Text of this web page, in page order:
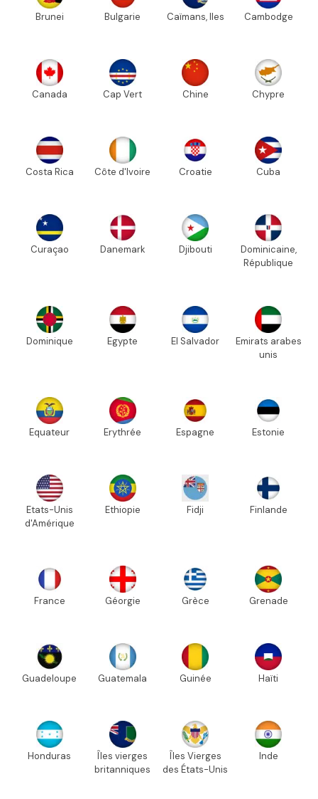
Brunei Bulgarie Caïmans, Iles Cambodge
Canada Cap Vert Chine Chypre
Costa Rica Côte d'Ivoire Croatie Cuba
Curaçao Danemark Djibouti
Dominicaine,
République
Dominique Egypte El Salvador
Emirats arabes
unis
Equateur Erythrée Espagne Estonie
Etats-Unis
d'Amérique
Ethiopie Fidji Finlande
France Géorgie Grèce Grenade
Guadeloupe Guatemala Guinée Haïti
Honduras
Îles vierges
britanniques
Îles Vierges
des États-Unis
Inde